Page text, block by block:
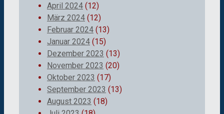
April 2024 (12)
März 2024 (12)
Februar 2024 (13)
Januar 2024 (15)
Dezember 2023 (13)
November 2023 (20)
Oktober 2023 (17)
September 2023 (13)
August 2023 (18)